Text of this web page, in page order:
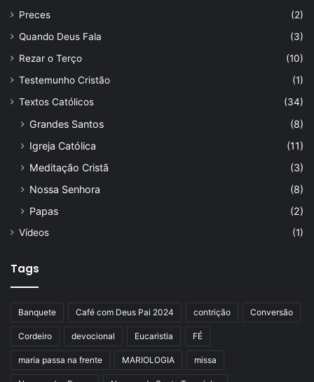
Preces
(2)
Quando Deus Fala
(3)
Rezar o Terço
(10)
Testemunho Cristão
(1)
Textos Católicos
(34)
Grandes Santos
(8)
Igreja Católica
(11)
Meditação Cristã
(3)
Nossa Senhora
(8)
Papas
(2)
Vídeos (1)
Tags
Banquete Café com Deus Pai 2024 contrição Conversão
Cordeiro devocional Eucaristia FÉ
maria passa na frente MARIOLOGIA missa